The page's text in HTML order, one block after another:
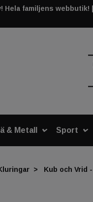
Hela familjens
& Metall Sport
Kub och Vrid